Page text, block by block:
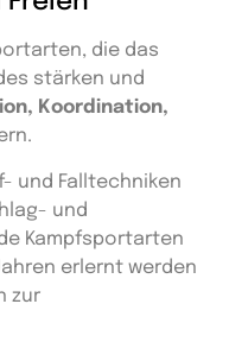
die das
stärken und
Koordination,
und Falltechniken
und
Kampfsportarten
erlernt werden
zur